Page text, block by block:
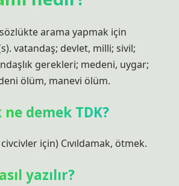
arama yapmak için
vatandaş; devlet, milli; sivil;
gerekleri; medeni, uygar;
ölüm, manevi ölüm.
ne demek TDK?
için) Cıvıldamak, ötmek.
yazılır?